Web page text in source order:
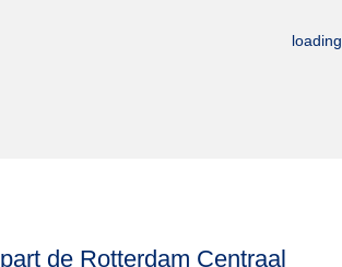
loading
de Rotterdam Centraal